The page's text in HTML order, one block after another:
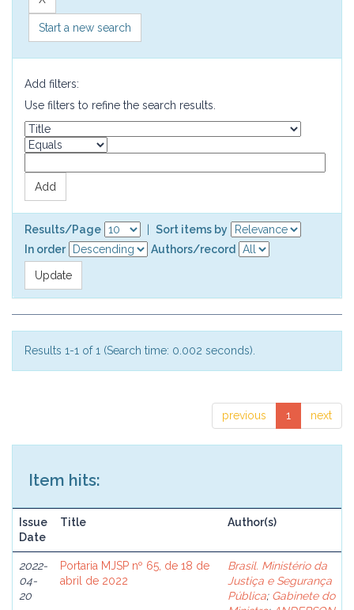
Start a new search
Add filters:
Use filters to refine the search results.
Results/Page
Sort items by
In order
Authors/record
Results 1-1 of 1 (Search time: 0.002 seconds).
previous 1 next
Item hits:
Issue
Date
Title Author(s)
2022-
04-
20
Portaria MJSP nº 65, de 18 de
abril de 2022
Brasil. Ministério da
Justiça e Segurança
Pública; Gabinete do